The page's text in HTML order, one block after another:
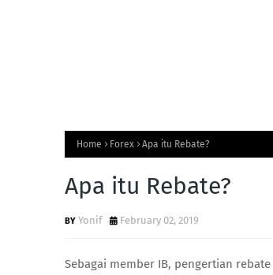
Home Forex Apa itu Rebate?
Apa itu Rebate?
Yonif February 02, 2019
Sebagai member IB, pengertian